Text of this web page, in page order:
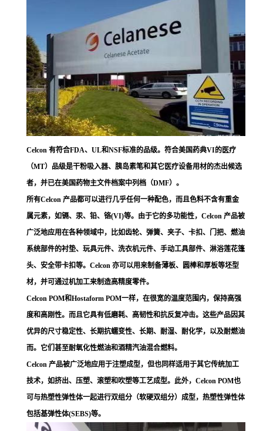
Celcon 有符合FDA、UL和NSF标准的品级。符合美国药典VI的医疗
（MT）品级是干粉吸入器、胰岛素笔和其它医疗设备用材的杰出候选
者，并已在美国药物主文件档案中列档（DMF）。
所有Celcon 产品都可以进行几乎任何一种配色，而且色料不含有重金
属元素，如镉、汞、铅、铬(VI)等。由于它的多功能性，Celcon 产品被
广泛地应用在各种领域中，比如齿轮、弹簧、夹子、卡扣、门把、燃油
系统部件的衬垫、玩具元件、洗衣机元件、手动工具部件、淋浴莲花篷
头、安全带卡扣等。Celcon 亦可以用来制备薄板、圆棒和厚板等坯型
材，并可通过机加工来制造高精度零件。
Celcon POM和Hostaform POM一样，在很宽的温度范围内，保持高强
度和高刚性。而且它具有低磨耗、高韧性和抗反复冲击。这些产品因其
优异的尺寸稳定性、长期抗蠕变性、长期、耐湿、耐化学，以及耐燃油
而。它们甚至耐氧化性燃油和酒精汽油混合燃料。
Celcon 产品被广泛地应用于注塑成型，但也同样适用于其它传统加工
技术，如挤出、压塑、滚塑和吹塑等工艺成型。此外，Celcon POM也
可与热塑性弹性体一起进行双组分（软硬双组分）成型，热塑性弹性体
包括基弹性体(SEBS)等。